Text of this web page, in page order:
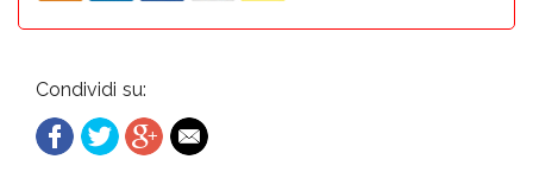
Condividi su: